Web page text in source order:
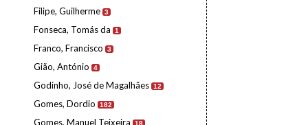
Filipe, Guilherme 3
Fonseca, Tomás da 1
Franco, Francisco 3
Gião, António 4
Godinho, José de Magalhães 12
Gomes, Dordio 182
Gomes, Manuel Teixeira 18